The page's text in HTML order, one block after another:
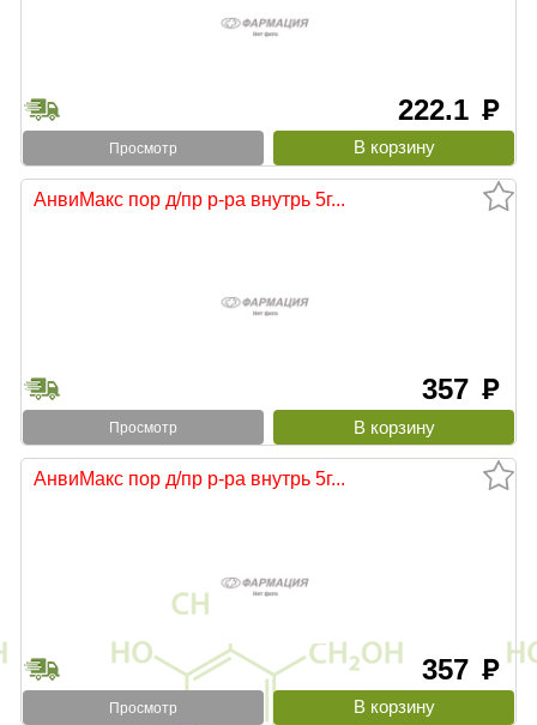
222.1 руб
Просмотр
АнвиМакс пор д/пр р-ра внутрь 5г...
357 руб
Просмотр
АнвиМакс пор д/пр р-ра внутрь 5г...
357 руб
Просмотр